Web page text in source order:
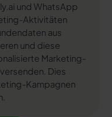
und WhatsApp
Aktivitäten
aus
und diese
Marketing-
Dies
Kampagnen